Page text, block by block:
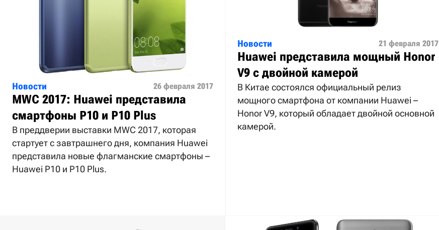
Новости 26 февраля 2017
MWC 2017: Huawei представила
смартфоны P10 и P10 Plus
В преддверии выставки MWC 2017, которая
стартует с завтрашнего дня, компания Huawei
представила новые флагманские смартфоны –
Huawei P10 и P10 Plus.
Новости 21 февраля 2017
Huawei представила мощный Honor
V9 с двойной камерой
В Китае состоялся официальный релиз
мощного смартфона от компании Huawei –
Honor V9, который обладает двойной основной
камерой.